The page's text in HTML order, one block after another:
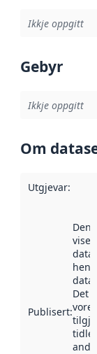
Ikkje oppgitt
Gebyr
Ikkje oppgitt
Om
Utgjevar:
Publisert:
viser
Det
vore